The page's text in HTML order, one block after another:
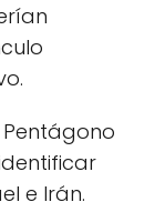
e Irán.